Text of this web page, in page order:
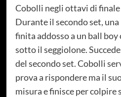
Cobolli negli ottavi di
Durante il secondo set,
finita addosso a un ball boy
sotto il seggiolone.
del secondo set. Cobolli
prova a rispondere ma il
misura e finisce per colpire